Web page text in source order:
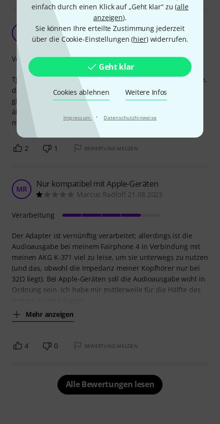
einfach durch einen Klick auf „Geht klar“ zu (alle
anzeigen).
Sie können Ihre erteilte Zustimmung jederzeit
über die Cookie-Einstellungen (hier) widerrufen.
Geht klar
Cookies ablehnen Weitere Infos
Impressum · Datenschutzhinweise
Erfüllt seinen Zweck
NoNameChinaSchrott 22.01.2022
Tja, Verarbeitung ist Apple-Typisch, allerdings stört es mich,
dass bei den First-Party-Adaptern die Möglichkeit des
gleichzeitigen Ladens verloren geht. Das ist gerade bei
älteren Geräten unpraktisch, wenn man länger abspielen
möchte.
Verarbeitung
2 1 BEWERTUNG MELDEN
MR Nur kompatibel mit Apple-Geräten
Marcus Radloff 21.08.2023
Der Adapter ist vernünftig verarbeitet; allerdings ist die
Audioausgabe bei meinem Fairphone 4 in Verbindung mit
meinen AKG K-371 viel zu leise, um sie unterwegs zu nutzen
(und das, obwohl die Impedanz meiner Kopfhörer nur bei
32Ω liegt). Bei Apple-Geräten soll die Audioausgabe wohl in
Ordnung sein. Ich habe mir mittlerweile für die Hälfte des
Mehr anzeigen
Verarbeitung
4 0 BEWERTUNG MELDEN
Alle Bewertungen lesen